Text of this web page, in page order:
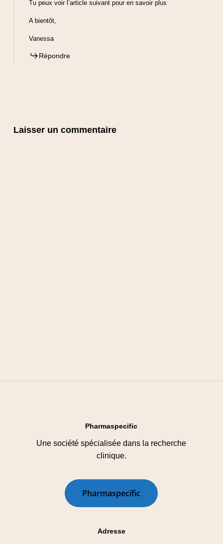
Tu peux voir l’article suivant pour en savoir plus
A bientôt,
Vanessa
Répondre
Laisser un commentaire
Pharmaspecific
Une société spécialisée dans la recherche
clinique.
Pharmaspecific
Adresse